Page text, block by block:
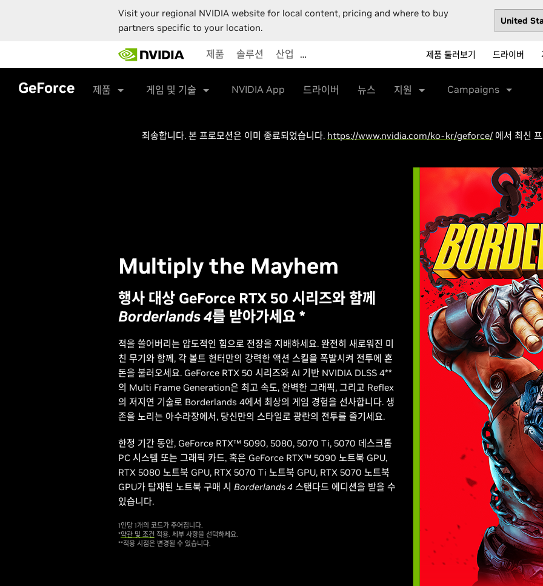
Visit your regional NVIDIA website for local content, pricing and where to buy
partners specific to your location.
main
content
제품 솔루션 산업 … 제품 둘러보기 드라이버
GeForce 제품 게임 및 기술 NVIDIA App 드라이버 뉴스 지원 Campaigns
죄송합니다. 본 프로모션은 이미 종료되었습니다. https://www.nvidia.com/ko-kr/geforce/ 에서 최신
Multiply the Mayhem
행사 대상 GeForce RTX 50 시리즈와 함께
Borderlands 4를 받아가세요 *
적을 쓸어버리는 압도적인 힘으로 전장을 지배하세요. 완전히 새로워진 미
친 무기와 함께, 각 볼트 헌터만의 강력한 액션 스킬을 폭발시켜 전투에 혼
돈을 불러오세요. GeForce RTX 50 시리즈와 AI 기반 NVIDIA DLSS 4**
의 Multi Frame Generation은 최고 속도, 완벽한 그래픽, 그리고 Reflex
의 저지연 기술로 Borderlands 4에서 최상의 게임 경험을 선사합니다. 생
존을 노리는 아수라장에서, 당신만의 스타일로 광란의 전투를 즐기세요.
한정 기간 동안, GeForce RTX™ 5090, 5080, 5070 Ti, 5070 데스크톱
PC 시스템 또는 그래픽 카드, 혹은 GeForce RTX™ 5090 노트북 GPU,
RTX 5080 노트북 GPU, RTX 5070 Ti 노트북 GPU, RTX 5070 노트북
GPU가 탑재된 노트북 구매 시 Borderlands 4 스탠다드 에디션을 받을 수
있습니다.
1인당 1개의 코드가 주어집니다.
*약관 및 조건 적용. 세부 사항을 선택하세요.
**적용 시점은 변경될 수 있습니다.